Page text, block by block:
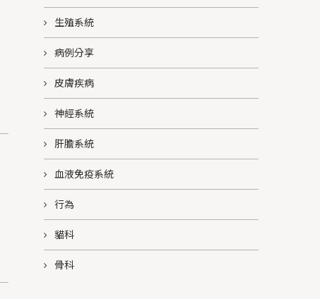
生殖系統
病例分享
皮膚疾病
神經系統
肝膽系統
血液免疫系統
行為
貓科
骨科